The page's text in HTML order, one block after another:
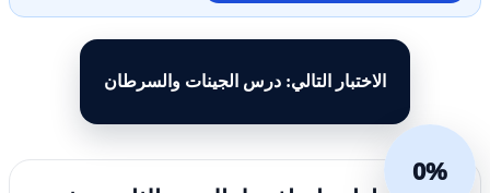
الاختبار التالي: درس الجينات والسرطان
0%